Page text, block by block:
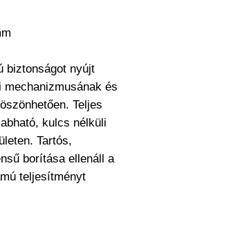
biztonságot nyújt
és
Teljes
kulcs nélküli
Tartós,
borítása ellenáll a
teljesítményt